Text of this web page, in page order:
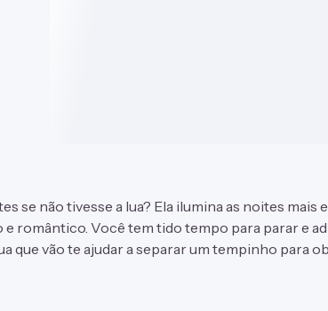
se não tivesse a lua? Ela ilumina as noites
romântico. Você tem tido tempo para parar e
que vão te ajudar a separar um tempinho para